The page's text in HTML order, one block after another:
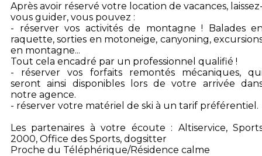
Après avoir réservé votre location de vacances,
vous guider, vous pouvez :
- réserver vos activités de montagne ! Balades
raquette, sorties en motoneige, canyoning,
en montagne...
Tout cela encadré par un professionnel qualifié !
- réserver vos forfaits remontés mécaniques,
seront ainsi disponibles lors de votre arrivée
notre agence.
- réserver votre matériel de ski à un tarif préférentiel.
Les partenaires à votre écoute : Altiservice,
2000, Office des Sports, dogsitter
Proche du Téléphérique/Résidence calme